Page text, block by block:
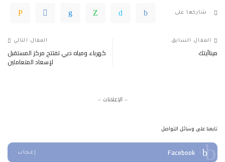
شاركها على
المقال السابق
ميناآيتك
المقال التالي
كهرباء ومياه دبي تفتتح مركز المستقبل
لإسعاد المتعاملين
– الإعلانات –
تابعنا على وسائل التواصل
Facebook إعجاب